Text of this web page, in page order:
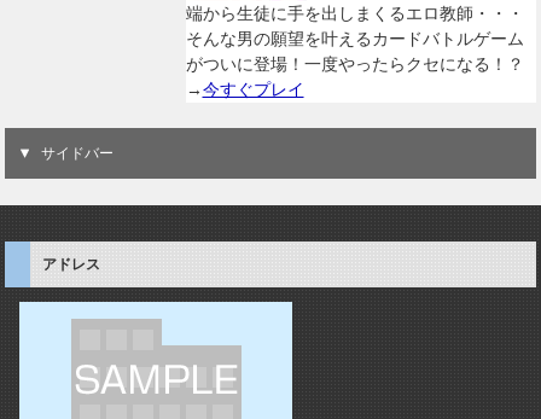
端から生徒に手を出しまくるエロ教師・・・
そんな男の願望を叶えるカードバトルゲーム
がついに登場！一度やったらクセになる！？
→今すぐプレイ
サイドバー
アドレス